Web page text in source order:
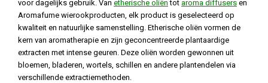
voor dagelijks gebruik. Van etherische oliën tot aroma diffusers en
Aromafume wierookproducten, elk product is geselecteerd op
kwaliteit en natuurlijke samenstelling. Etherische oliën vormen de
kern van aromatherapie en zijn geconcentreerde plantaardige
extracten met intense geuren. Deze oliën worden gewonnen uit
bloemen, bladeren, wortels, schillen en andere plantendelen via
verschillende extractiemethoden.